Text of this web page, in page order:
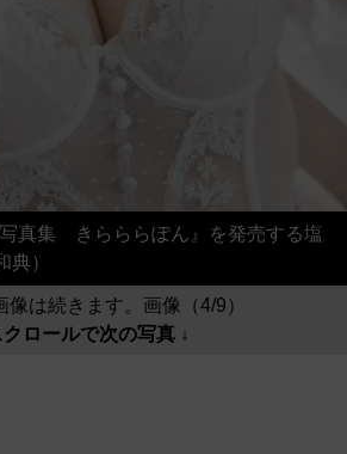
真集 きらららぽん』を発売する塩
典）
像は続きます。画像（4/9）
クロールで次の写真 ↓